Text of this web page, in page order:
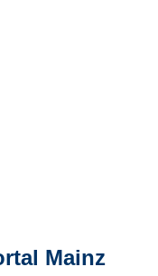
Mainz